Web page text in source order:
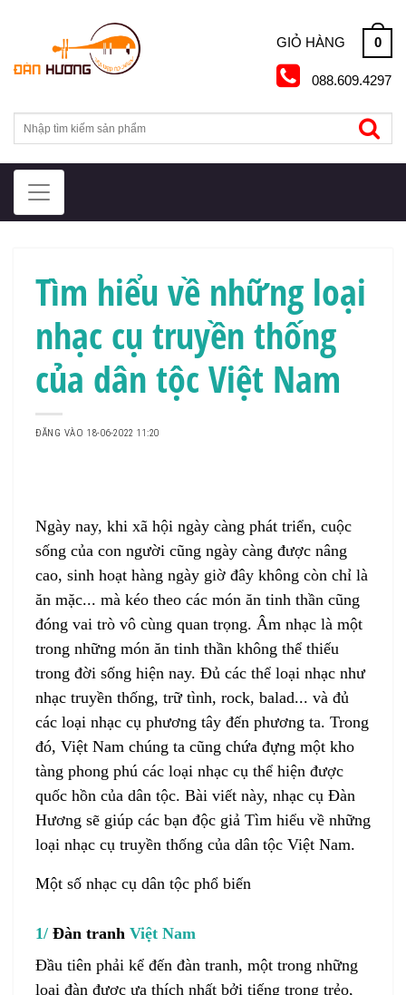
GIỎ HÀNG 0
088.609.4297
Tìm hiểu về những loại
nhạc cụ truyền thống
của dân tộc Việt Nam
ĐĂNG VÀO 18-06-2022 11:20
Ngày nay, khi xã hội ngày càng phát triển, cuộc
sống của con người cũng ngày càng được nâng
cao, sinh hoạt hàng ngày giờ đây không còn chỉ là
ăn mặc... mà kéo theo các món ăn tinh thần cũng
đóng vai trò vô cùng quan trọng. Âm nhạc là một
trong những món ăn tinh thần không thể thiếu
trong đời sống hiện nay. Đủ các thể loại nhạc như
nhạc truyền thống, trữ tình, rock, balad... và đủ
các loại nhạc cụ phương tây đến phương ta. Trong
đó, Việt Nam chúng ta cũng chứa đựng một kho
tàng phong phú các loại nhạc cụ thể hiện được
quốc hồn của dân tộc. Bài viết này, nhạc cụ Đàn
Hương sẽ giúp các bạn độc giả Tìm hiểu về những
loại nhạc cụ truyền thống của dân tộc Việt Nam.
Một số nhạc cụ dân tộc phổ biến
1/ Đàn tranh Việt Nam
Đầu tiên phải kể đến đàn tranh, một trong những
loại đàn được ưa thích nhất bởi tiếng trong trẻo,